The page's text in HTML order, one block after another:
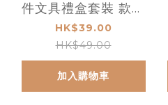
件文具禮盒套裝 款式
隨機發放
HK$39.00
HK$49.00
加入購物車